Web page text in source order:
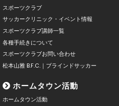
スポーツクラブ
サッカークリニック・イベント情報
スポーツクラブ講師一覧
各種手続きについて
スポーツクラブお問い合わせ
松本山雅 B.F.C.｜ブラインドサッカー
ホームタウン活動
ホームタウン活動